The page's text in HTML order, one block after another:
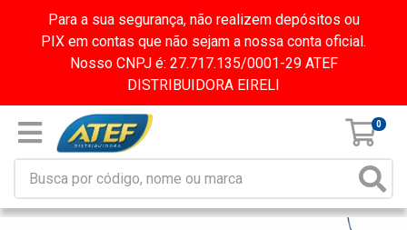
Para a sua segurança, não realizem depósitos ou
PIX em contas que não sejam a nossa conta oficial.
Nosso CNPJ é: 27.717.135/0001-29 ATEF
DISTRIBUIDORA EIRELI
0